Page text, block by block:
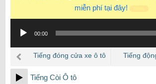
miễn phí tại đây!
phát
âm
thanh
00:00
Tiếng đóng cửa xe ô tô Tiếng
Tiếng Còi Ô tô